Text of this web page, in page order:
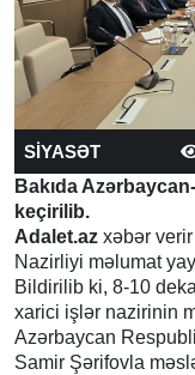
SİYASƏT
Bakıda
keçirilib.
Adalet.az xəbər
Nazirliyi məlumat
Bildirilib ki, 8-10
xarici işlər nazirinin
Azərbaycan
Samir Şərifovla